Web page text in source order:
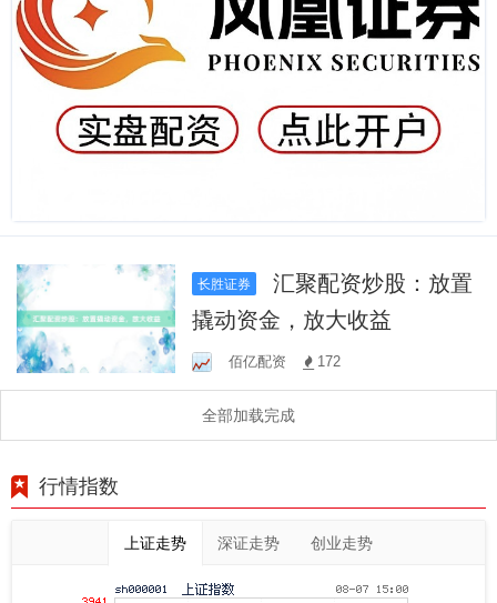
长胜证券
汇聚配资炒股：放置
撬动资金，放大收益
佰亿配资 172
全部加载完成
行情指数
上证走势 深证走势 创业走势